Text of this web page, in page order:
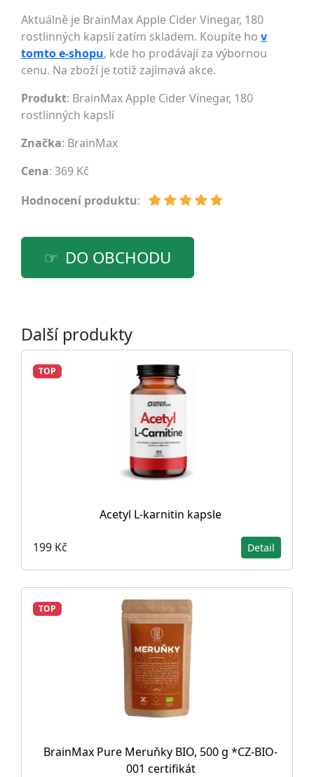
Aktuálně je BrainMax Apple Cider Vinegar, 180
rostlinných kapslí zatím skladem. Koupíte ho v
tomto e-shopu, kde ho prodávají za výbornou
cenu. Na zboží je totiž zajímavá akce.
Produkt: BrainMax Apple Cider Vinegar, 180
rostlinných kapslí
Značka: BrainMax
Cena: 369 Kč
Hodnocení produktu:
DO OBCHODU
Další produkty
TOP
Acetyl L-karnitin kapsle
199 Kč Detail
TOP
BrainMax Pure Meruňky BIO, 500 g *CZ-BIO-
001 certifikát